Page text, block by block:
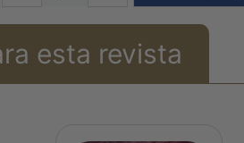
esta revista